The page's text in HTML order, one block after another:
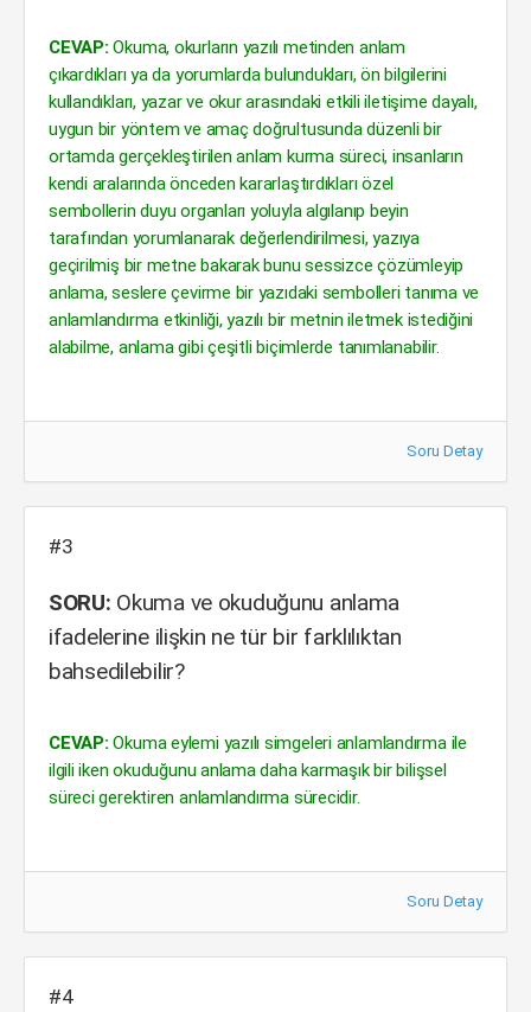
CEVAP: Okuma, okurların yazılı metinden anlam
çıkardıkları ya da yorumlarda bulundukları, ön bilgilerini
kullandıkları, yazar ve okur arasındaki etkili iletişime dayalı,
uygun bir yöntem ve amaç doğrultusunda düzenli bir
ortamda gerçekleştirilen anlam kurma süreci, insanların
kendi aralarında önceden kararlaştırdıkları özel
sembollerin duyu organları yoluyla algılanıp beyin
tarafından yorumlanarak değerlendirilmesi, yazıya
geçirilmiş bir metne bakarak bunu sessizce çözümleyip
anlama, seslere çevirme bir yazıdaki sembolleri tanıma ve
anlamlandırma etkinliği, yazılı bir metnin iletmek istediğini
alabilme, anlama gibi çeşitli biçimlerde tanımlanabilir.
Soru Detay
#3
SORU: Okuma ve okuduğunu anlama
ifadelerine ilişkin ne tür bir farklılıktan
bahsedilebilir?
CEVAP: Okuma eylemi yazılı simgeleri anlamlandırma ile
ilgili iken okuduğunu anlama daha karmaşık bir bilişsel
süreci gerektiren anlamlandırma sürecidir.
Soru Detay
#4